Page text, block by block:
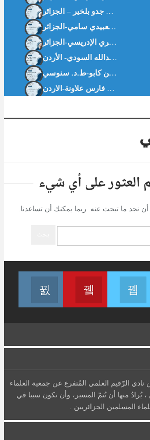
الافتتاحية : سُلوان القارئ : يدًا بيد . أ. بن جدو بلخير – الجزائر
تقييم دور النوافذ الإسلامية في البنوك التجارية العمومية الجزائرية-د. مناد خديجة-ط.د. بن كابو-ط.د. سنوسي
العثور على أي شيء
أن نجد ما تبحث عنه. ربما يمكنك أن تساعدنا.
الرّقيم العلمي المُتفرع عن جمعية العلماء
، يُرادُ منها أن تُتمّ المسير، وأن تكون سببا في
المسلمين الجزائريين .